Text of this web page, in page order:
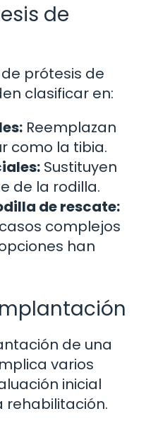
de
prótesis de
clasificar en:
Reemplazan
como la tibia.
Sustituyen
de la rodilla.
de rescate:
complejos
han
de una
varios
inicial
rehabilitación.